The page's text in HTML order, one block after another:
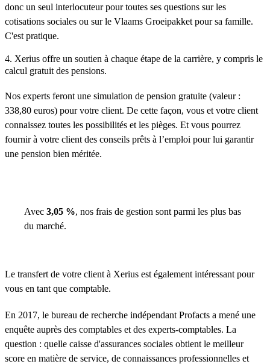
donc un seul interlocuteur pour toutes ses questions sur les
cotisations sociales ou sur le Vlaams Groeipakket pour sa famille.
C'est pratique.
4. Xerius offre un soutien à chaque étape de la carrière, y compris le
calcul gratuit des pensions.
Nos experts feront une simulation de pension gratuite (valeur :
338,80 euros) pour votre client. De cette façon, vous et votre client
connaissez toutes les possibilités et les pièges. Et vous pourrez
fournir à votre client des conseils prêts à l’emploi pour lui garantir
une pension bien méritée.
Avec 3,05 %, nos frais de gestion sont parmi les plus bas
du marché.
Le transfert de votre client à Xerius est également intéressant pour
vous en tant que comptable.
En 2017, le bureau de recherche indépendant Profacts a mené une
enquête auprès des comptables et des experts-comptables. La
question : quelle caisse d'assurances sociales obtient le meilleur
score en matière de service, de connaissances professionnelles et